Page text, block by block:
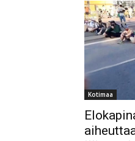
Kotimaa